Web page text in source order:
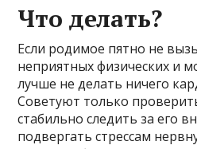
Что делать?
Если родимое пятно не
неприятных физических и
лучше не делать ничего
Советуют только
стабильно следить за его
подвергать стрессам